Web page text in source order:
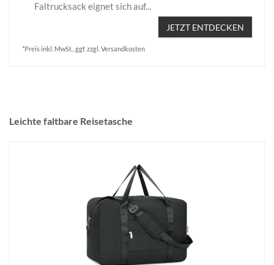
Faltrucksack eignet sich auf...
JETZT ENTDECKEN
*Preis inkl. MwSt., ggf. zzgl. Versandkosten
Leichte faltbare Reisetasche